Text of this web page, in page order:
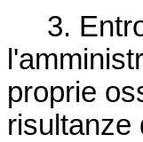
3. Entro
proprie
risultanze